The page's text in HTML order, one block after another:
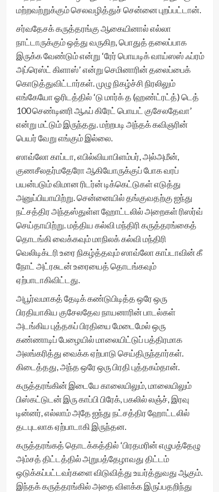
மற்றவற்றுக்கும் செலவழித்துச் சென்னை புறப்பட்டான்.
சர்வதேசக் கருத்தரங்கு ஆகையினால் எல்லா
நாட்டாருக்கும் ஒத்து வருகிற, பொதுத் தலைப்பாக
இருக்க வேண்டும் என்று ‘ரேர் பொயடிக் வாய்ஸஸ் ஃப்ரம்
அப்ரெஸ்ட் கிளாஸ்’ என்று செமினாரின் தலைப்பைக்
கொடுத்துவிட்டார்கள். முழு நிகழ்ச்சி நிரலிலும்
எங்கேயோ ஓரிடத்தில் ‘டு மார்க் த (ஹண்ட்ரட்த்) டெத்
100 செண்டினரி ஆஃப் கிரேட் பொயட் குசேலதேவா’
என்று மட்டும் இருந்தது. மற்றபடி அந்தக் கவிஞரின்
பெயர் வேறு எங்கும் இல்லை.
ஸாவ்லோ காப்டா, எபில்வியாபிளம்பர், அல்அமீன்,
குணசீலதர்மதேரோ ஆகியோருக்குப் போக வரப்
பயன்படும் விமான ரிடர்ன் டிக்கெட்டுகள் எடுத்து
அனுப்பியாயிற்று. சென்னையில் தங்குவதற்கு ஐந்து
நட்சத்திர அந்தஸ்துள்ள ஹோட்டலில் அறைகள் ரிஸர்வ்
செய்தாயிற்று. மத்திய கல்வி மந்திரி கருத்தரங்கைத்
தொடங்கி வைக்கவும் மாநிலக் கல்வி மந்திரி
வெலிடிக்டரி உரை நிகழ்த்தவும் ஸாவ்லோ காப்டாவின் கீ
நோட் அட்ரசுடன் உரையைத் தொடங்கவும்
ஏற்பாடாகிவிட்டது.
அபூர்வமாகத் தேடிக் கண்டுபிடித்த ஒரே ஒரு
பிரதியாகிய குசேலதேவ நாயனாரின் பாடல்கள்
அடங்கிய புத்தகப் பிரதியை மேடைமேல் ஒரு
கண்ணாடிப் பேழையில் மாலையிட்டுப் பத்திரமாக
அலங்கரித்து வைக்க ஏற்பாடு செய்திருந்தார்கள்.
கிடைத்தது, அந்த ஒரே ஒரு பிரதி புத்தகம்தான்.
கருத்தரங்கின் இடையே காலையிலும், மாலையிலும்
பிஸ்கட்டுடன் இரு காப்பி பிரேக், பகலில் லஞ்ச், இரவு
டின்னர், எல்லாம் அதே ஐந்து நட்சத்திர ஹோட்டலில்
தடபுடலாக ஏற்பாடாகி இருந்தன.
கருத்தரங்கத் தொடக்கத்தில் ‘பிரதமரின் எழுபத்தேழு
அம்சத் திட்டத்தில் அறுபத்தேழாவது திட்டம்
ஒடுக்கப்பட்டவர்களை விடுவித்து உயர்த்துவது ஆகும்.
இந்தக் கருத்தரங்கில் அதை விளக்க இருப்பதறிந்து